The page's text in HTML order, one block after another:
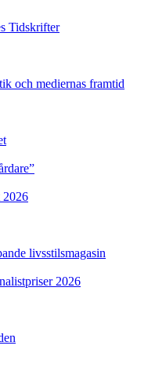
Tidskrifter
och mediernas framtid
2026
livsstilsmagasin
2026